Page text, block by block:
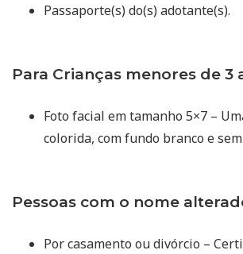
Passaporte(s) do(s) adotante(s).
Para Crianças menores de 3
Foto facial em tamanho 5×7 –
colorida, com fundo branco e
Pessoas com o nome
Por casamento ou divórcio –